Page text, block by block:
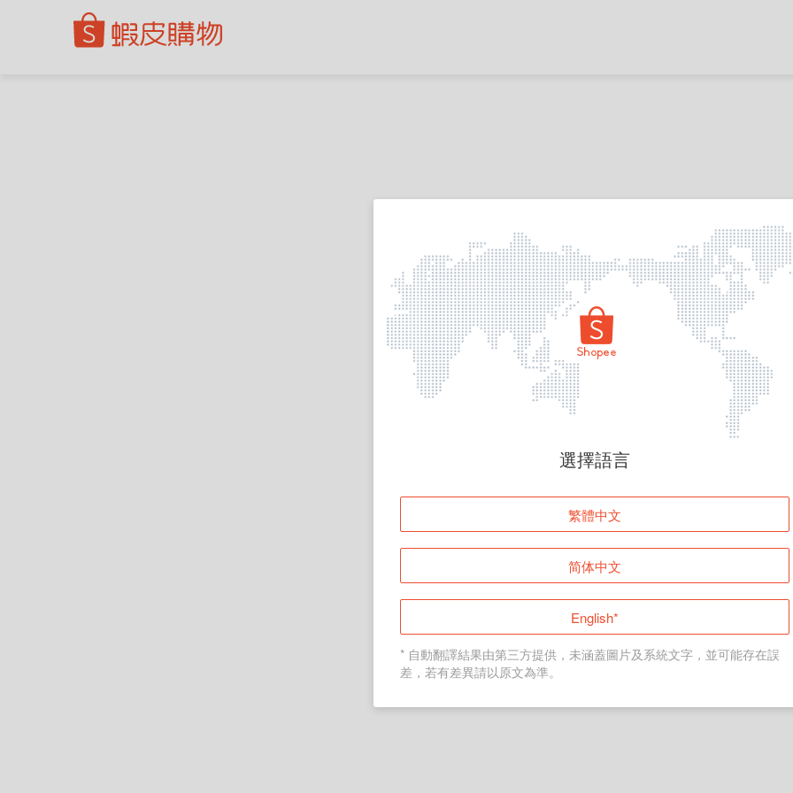
頁面無法顯示
登入
返回首頁
選擇語言
繁體中文
简体中文
English*
* 自動翻譯結果由第三方提供，未涵蓋圖片及系統文字，並可能存在誤
差，若有差異請以原文為準。